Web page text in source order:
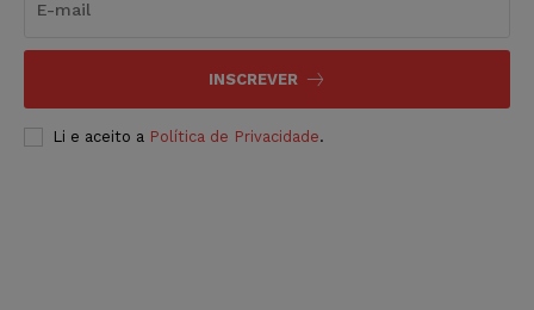
INSCREVER
Li e aceito a Política de Privacidade.